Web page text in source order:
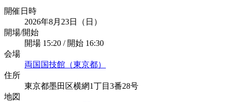
開催日時
2026年8月23日（日）
開場/開始
開場 15:20 / 開始 16:30
会場
両国国技館（東京都）
住所
東京都墨田区横網1丁目3番28号
地図